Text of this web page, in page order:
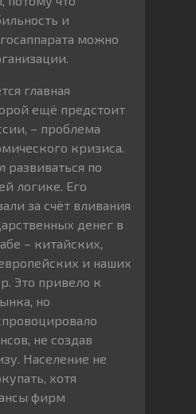
и
можно
главная
ещё предстоит
– проблема
кризиса.
развиваться по
логике. Его
за счёт вливания
денег в
– китайских,
и наших
Это привело к
но
не создав
Население не
хотя
фирм